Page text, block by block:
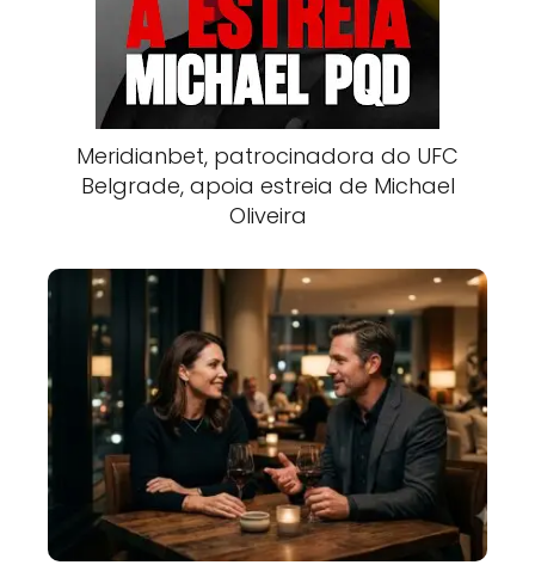
Meridianbet, patrocinadora do UFC
Belgrade, apoia estreia de Michael
Oliveira